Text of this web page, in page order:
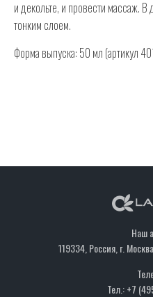
и декольте, и провести массаж.
тонким слоем.
Форма выпуска: 50 мл (артикул
Наш
119334, Россия, г.
Тел.: +7